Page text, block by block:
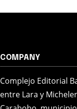
COMPANY
Complejo Editorial
entre Lara y